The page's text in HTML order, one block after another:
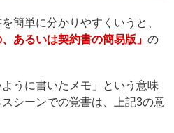
簡単に分かりやすくいうと、
あるいは契約書の簡易版」 の
うに書いたメモ」という意味
シーンでの覚書は、上記3の意